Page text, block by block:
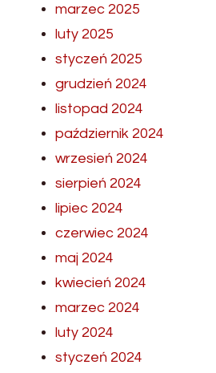
marzec 2025
luty 2025
styczeń 2025
grudzień 2024
listopad 2024
październik 2024
wrzesień 2024
sierpień 2024
lipiec 2024
czerwiec 2024
maj 2024
kwiecień 2024
marzec 2024
luty 2024
styczeń 2024